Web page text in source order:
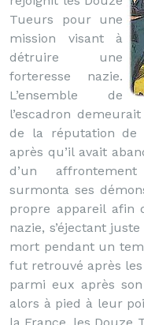
Tueurs pour une
mission visant à
détruire une
forteresse nazie.
L’ensemble de
l’escadron
de la réputation de
après qu’il avait
d’un
surmonta ses
propre appareil afin
nazie, s’éjectant
mort pendant un
fut retrouvé après
parmi eux après
alors à pied à leur